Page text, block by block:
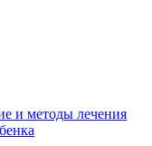
и методы лечения